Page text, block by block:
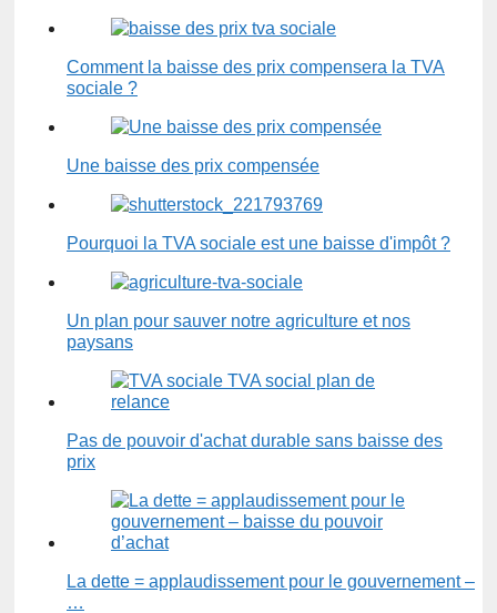
Comment la baisse des prix compensera la TVA
sociale ?
Une baisse des prix compensée
Pourquoi la TVA sociale est une baisse d'impôt ?
Un plan pour sauver notre agriculture et nos
paysans
Pas de pouvoir d'achat durable sans baisse des
prix
La dette = applaudissement pour le gouvernement –
…